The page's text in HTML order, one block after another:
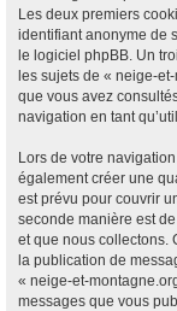
Les deux premiers
identifiant anonyme de
le logiciel phpBB. Un
les sujets de « neige-
que vous avez
navigation en tant
Lors de votre
également créer une
est prévu pour couvrir
seconde manière est
et que nous collectons.
la publication de
« neige-et-
messages que vous